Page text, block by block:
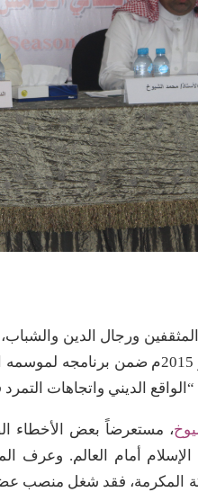
الديني واتجاهات التمرد
، مستعرضاً بعض الأخطاء
أمام العالم. وعرف